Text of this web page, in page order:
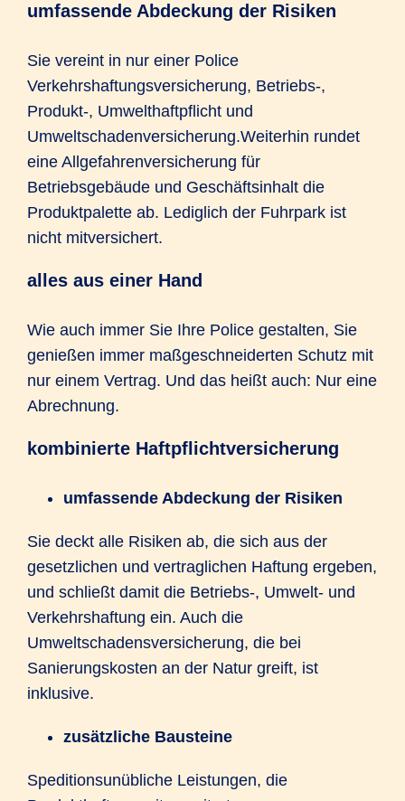
umfassende Abdeckung der Risiken
Sie vereint in nur einer Police
Verkehrshaftungsversicherung, Betriebs-,
Produkt-, Umwelthaftpflicht und
Umweltschadenversicherung.Weiterhin rundet
eine Allgefahrenversicherung für
Betriebsgebäude und Geschäftsinhalt die
Produktpalette ab. Lediglich der Fuhrpark ist
nicht mitversichert.
alles aus einer Hand
Wie auch immer Sie Ihre Police gestalten, Sie
genießen immer maßgeschneiderten Schutz mit
nur einem Vertrag. Und das heißt auch: Nur eine
Abrechnung.
kombinierte Haftpflichtversicherung
umfassende Abdeckung der Risiken
Sie deckt alle Risiken ab, die sich aus der
gesetzlichen und vertraglichen Haftung ergeben,
und schließt damit die Betriebs-, Umwelt- und
Verkehrshaftung ein. Auch die
Umweltschadensversicherung, die bei
Sanierungskosten an der Natur greift, ist
inklusive.
zusätzliche Bausteine
Speditionsunübliche Leistungen, die